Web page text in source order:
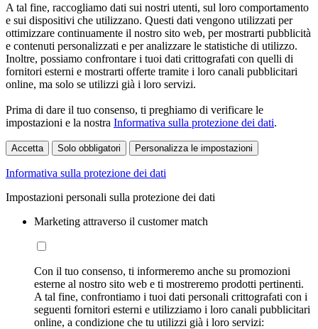
A tal fine, raccogliamo dati sui nostri utenti, sul loro comportamento
e sui dispositivi che utilizzano. Questi dati vengono utilizzati per
ottimizzare continuamente il nostro sito web, per mostrarti pubblicità
e contenuti personalizzati e per analizzare le statistiche di utilizzo.
Inoltre, possiamo confrontare i tuoi dati crittografati con quelli di
fornitori esterni e mostrarti offerte tramite i loro canali pubblicitari
online, ma solo se utilizzi già i loro servizi.
Prima di dare il tuo consenso, ti preghiamo di verificare le
impostazioni e la nostra Informativa sulla protezione dei dati.
Accetta Solo obbligatori Personalizza le impostazioni
Informativa sulla protezione dei dati
Impostazioni personali sulla protezione dei dati
Marketing attraverso il customer match
Con il tuo consenso, ti informeremo anche su promozioni
esterne al nostro sito web e ti mostreremo prodotti pertinenti.
A tal fine, confrontiamo i tuoi dati personali crittografati con i
seguenti fornitori esterni e utilizziamo i loro canali pubblicitari
online, a condizione che tu utilizzi già i loro servizi: